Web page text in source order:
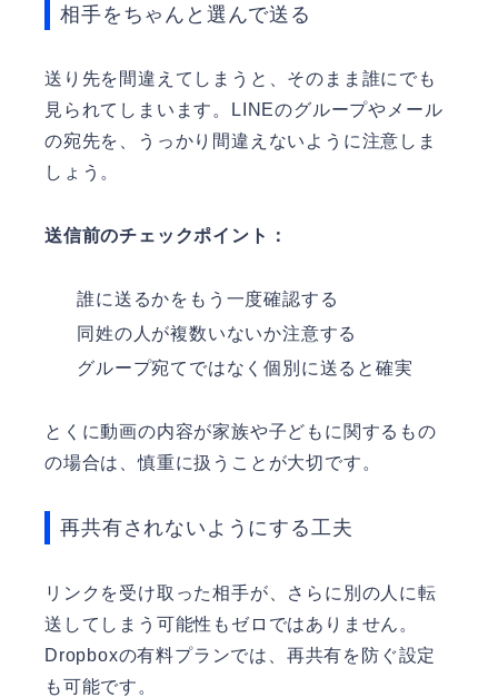
相手をちゃんと選んで送る
送り先を間違えてしまうと、そのまま誰にでも
見られてしまいます。LINEのグループやメール
の宛先を、うっかり間違えないように注意しま
しょう。
送信前のチェックポイント：
誰に送るかをもう一度確認する
同姓の人が複数いないか注意する
グループ宛てではなく個別に送ると確実
とくに動画の内容が家族や子どもに関するもの
の場合は、慎重に扱うことが大切です。
再共有されないようにする工夫
リンクを受け取った相手が、さらに別の人に転
送してしまう可能性もゼロではありません。
Dropboxの有料プランでは、再共有を防ぐ設定
も可能です。